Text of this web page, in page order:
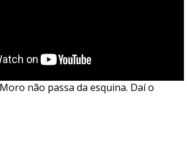
não passa da esquina. Daí o